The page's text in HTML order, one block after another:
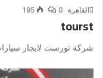
القاهرة 0
195
tourst
شركة تورست لايجار